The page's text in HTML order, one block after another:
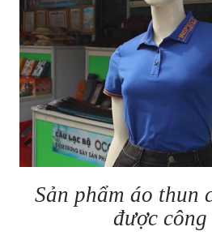
Sản phẩm áo thun
được